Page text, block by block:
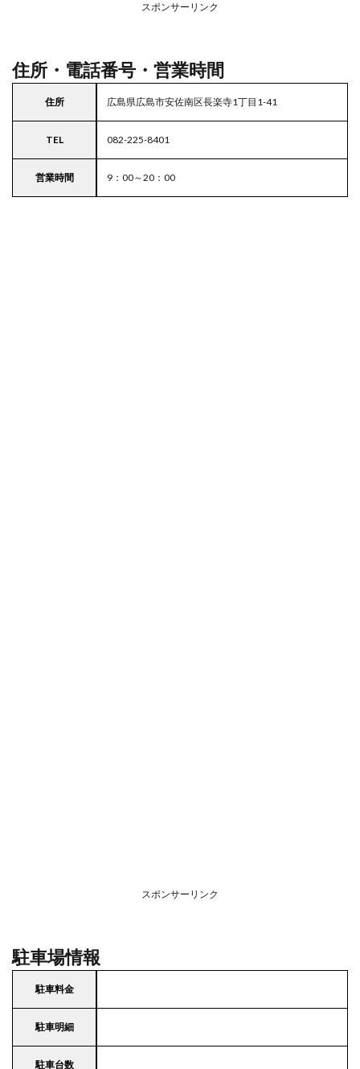
スポンサーリンク
住所・電話番号・営業時間
住所 広島県広島市安佐南区長楽寺1丁目1-41
TEL 082-225-8401
営業時間 9：00～20：00
スポンサーリンク
駐車場情報
駐車料金
駐車明細
駐車台数